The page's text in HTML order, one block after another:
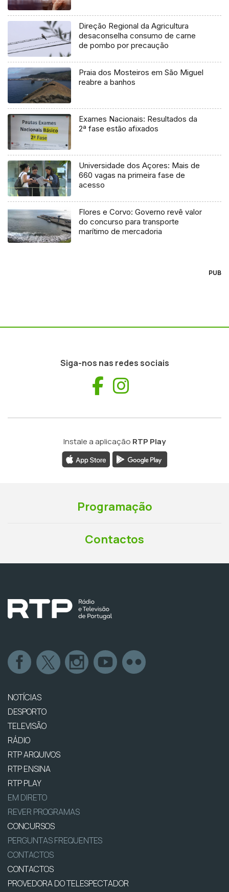
Direção Regional da Agricultura
desaconselha consumo de carne
de pombo por precaução
Praia dos Mosteiros em São Miguel
reabre a banhos
Exames Nacionais: Resultados da
2ª fase estão afixados
Universidade dos Açores: Mais de
660 vagas na primeira fase de
acesso
Flores e Corvo: Governo revê valor
do concurso para transporte
marítimo de mercadoria
PUB
Siga-nos nas redes sociais
Facebook
Instale a aplicação RTP Play
Programação
Contactos
NOTÍCIAS
DESPORTO
TELEVISÃO
RÁDIO
RTP ARQUIVOS
RTP ENSINA
RTP PLAY
EM DIRETO
REVER PROGRAMAS
CONCURSOS
PERGUNTAS FREQUENTES
CONTACTOS
CONTACTOS
PROVEDORA DO TELESPECTADOR